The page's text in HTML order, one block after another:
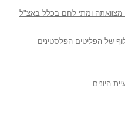
מצוואתה ומתי לחם בכלל באצ"ל
של הפליטים הפלסטינים
היונים